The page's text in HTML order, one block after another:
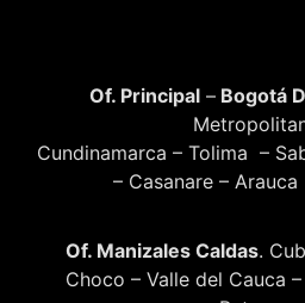
Of. Principal – Bogotá
Cundinamarca – Tolima –
– Casanare –
Of. Manizales Caldas.
Choco – Valle del Cauca